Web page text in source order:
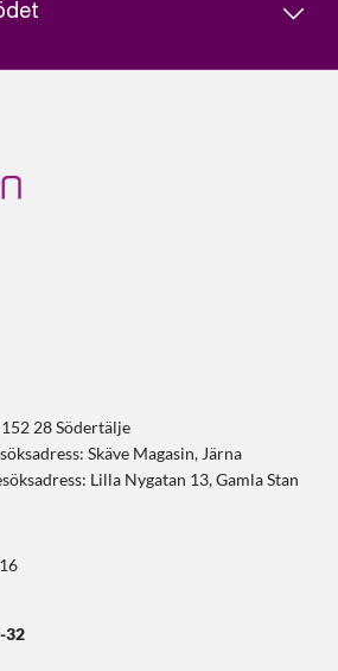
28 Södertälje
Skäve Magasin, Järna
Lilla Nygatan 13, Gamla Stan
32